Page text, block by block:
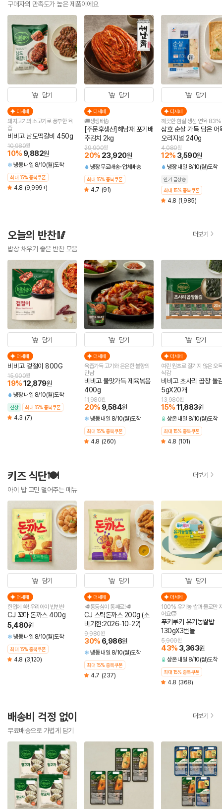
구매자의 만족도가 높은 제품이에요
담기
더세페
돼지고기와 소고기로 풍부한 육
즙
비비고 남도떡갈비 450g
10% 9,882원
10,980원
냉동 내일 8/10(월)도착
최대 15% 중복쿠폰
4.8 (9,999+)
담기
더세페
🚚생생배송
[주문후생산]해남재 포기배
추김치 2kg
20% 23,920원
29,900원
냉장무료배송 업체배송
최대 15% 중복쿠폰
4.7 (91)
담기
더세페
깨끗한 흰살 생선 연육 83%
삼호 순살 가득 담은 어
오리지널 240g
12% 3,590원
4,080원
냉장 내일 8/10(월)도착
인기 급상승
최대 15% 중복쿠폰
4.8 (1,985)
오늘의 반찬🥢
밥상 채우기 좋은 반찬 모음
더보기
담기
더세페
비비고 겉절이 800G
19%12,879원
15,900원
냉장 내일 8/10(월)도착
신상 최대 15% 중복쿠폰
4.3 (7)
담기
더세페
육즙가득 고기와 은은한 불향의
만남
비비고 불맛가득 제육볶음
400g
20% 9,584원
11,980원
냉동 내일 8/10(월)도착
최대 15% 중복쿠폰
4.8 (260)
담기
더세페
여린 원초로 질기지 않은 오
식감
비비고 초사리 곱창 돌
5gX20개
15%11,883원
13,980원
상온 내일 8/10(월)도착
최대 15% 중복쿠폰
4.8 (101)
키즈 식단🍽️
아이 밥 고민 덜어주는 메뉴
더보기
담기
더세페
한입에 쏙! 우리아이 밥반찬
CJ 꼬마 돈까스 400g
5,480원
냉동 내일 8/10(월)도착
최대 15% 중복쿠폰
4.8 (3,120)
담기
더세페
🥩통등심이 통째로!🥩
CJ 스틱돈까스 200g (소
비기한:2026-10-22)
30% 6,986원
9,980원
냉동 내일 8/10(월)도착
최대 15% 중복쿠폰
4.7 (237)
담기
더세페
100% 유기농 쌀과 물로만
어요🧒
푸키루키 유기농쌀밥
130gX3번들
43% 3,363원
5,900원
상온 내일 8/10(월)도착
최대 15% 중복쿠폰
4.8 (368)
배송비 걱정 없이
무료배송으로 가볍게 담기
더보기